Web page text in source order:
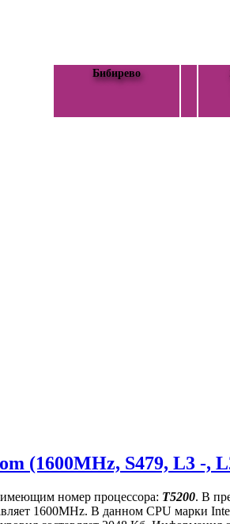
Бибирево
(1600MHz, S479, L3 -,
номер процессора: T5200. В
1600MHz. В данном CPU марки